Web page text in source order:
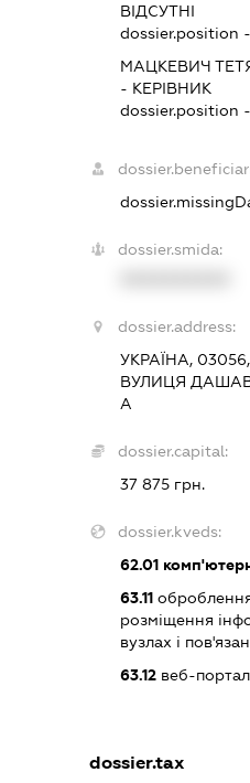
ВІДСУТНІ
dossier.position -
МАЦКЕВИЧ
- КЕРІВНИК
dossier.position -
dossier.smida:
dossier.address:
УКРАЇНА,
ВУЛИЦЯ
А
dossier.capital:
37 875 грн.
dossier.kveds:
62.01
63.11
розміщення
вузлах і
63.12 веб-
dossier.tax